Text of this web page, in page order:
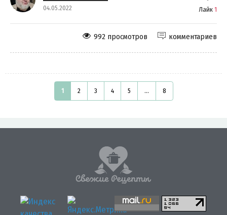
04.05.2022 Лайк 1
комментариев
992 просмотров
1 2 3 4 5 ... 8